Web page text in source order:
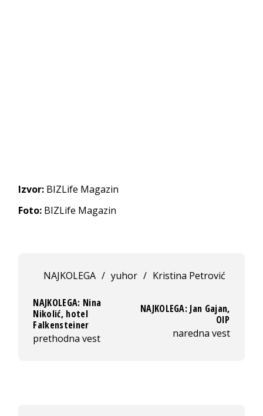
Izvor: BIZLife Magazin
Foto: BIZLife Magazin
NAJKOLEGA / yuhor / Kristina Petrović
NAJKOLEGA: Nina
Nikolić, hotel
Falkensteiner
prethodna vest
NAJKOLEGA: Jan Gajan,
OIP
naredna vest